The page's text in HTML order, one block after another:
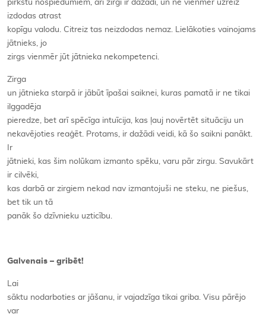
pirkstu nospiedumiem, arī zirgi ir dažādi, un ne vienmēr uzreiz
izdodas atrast
kopīgu valodu. Citreiz tas neizdodas nemaz. Lielākoties vainojams
jātnieks, jo
zirgs vienmēr jūt jātnieka nekompetenci.
Zirga
un jātnieka starpā ir jābūt īpašai saiknei, kuras pamatā ir ne tikai
ilggadēja
pieredze, bet arī spēcīga intuīcija, kas ļauj novērtēt situāciju un
nekavējoties reaģēt. Protams, ir dažādi veidi, kā šo saikni panākt.
Ir
jātnieki, kas šim nolūkam izmanto spēku, varu pār zirgu. Savukārt
ir cilvēki,
kas darbā ar zirgiem nekad nav izmantojuši ne steku, ne piešus,
bet tik un tā
panāk šo dzīvnieku uzticību.
Galvenais – gribēt!
Lai
sāktu nodarboties ar jāšanu, ir vajadzīga tikai griba. Visu pārējo
var